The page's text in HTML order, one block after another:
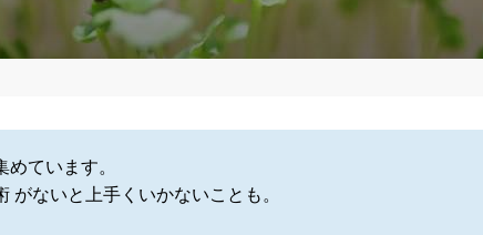
ています。
ないと上手くいかないことも。